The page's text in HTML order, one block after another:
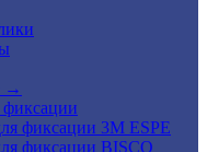
→
фиксации 3M ESPE
фиксации BISCO